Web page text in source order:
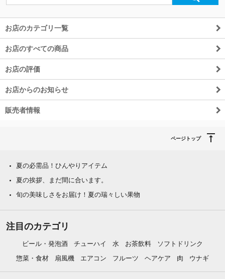
お店のカテゴリ一覧
お店のすべての商品
お店の評価
お店からのお知らせ
販売者情報
ページトップ
夏の必需品！ひんやりアイテム
夏の挨拶、まだ間に合います。
旬の美味しさをお届け！夏の瑞々しい果物
注目のカテゴリ
ビール・発泡酒 チューハイ 水 お茶飲料
ソフトドリンク
惣菜・食材
扇風機 エアコン フルーツ ヘアケア 肉 ウナギ